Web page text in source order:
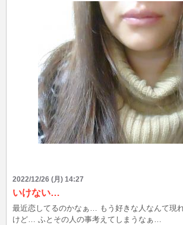
2022/12/26 (月) 14:27
いけない…
最近恋してるのかなぁ… もう好きな人なんて現
けど… ふとその人の事考えてしまうなぁ…